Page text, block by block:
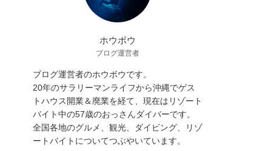
ホウボウ
ブログ運営者
ブログ運営者のホウボウです。
20年のサラリーマンライフから沖縄でゲス
トハウス開業＆廃業を経て、現在はリゾート
バイト中の57歳のおっさんダイバーです。
全国各地のグルメ、観光、ダイビング、リゾ
ートバイトについてつぶやいています。